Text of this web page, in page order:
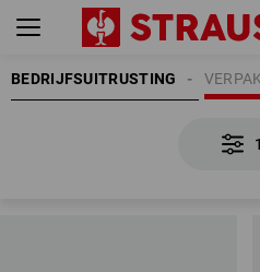
BEDRIJFSUITRUSTING